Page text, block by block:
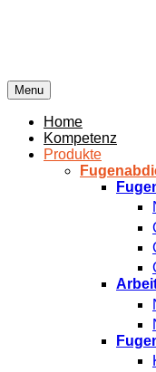
Menu
Home
Kompetenz
Produkte